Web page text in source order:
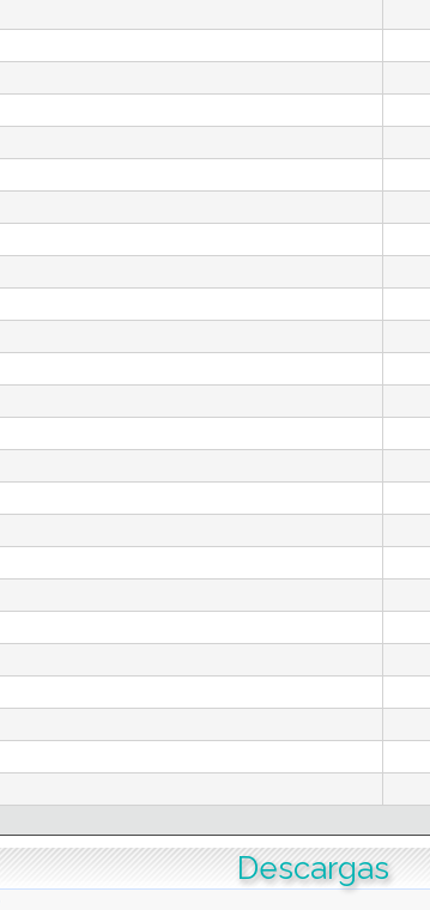
Descargas